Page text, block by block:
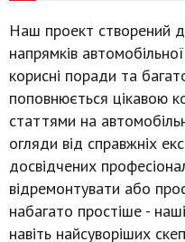
Наш проект створений
напрямків
корисні поради та
поповнюється цікавою
статтями на
огляди від справжніх
досвідчених
відремонтувати або
набагато простіше -
навіть найсуворіших